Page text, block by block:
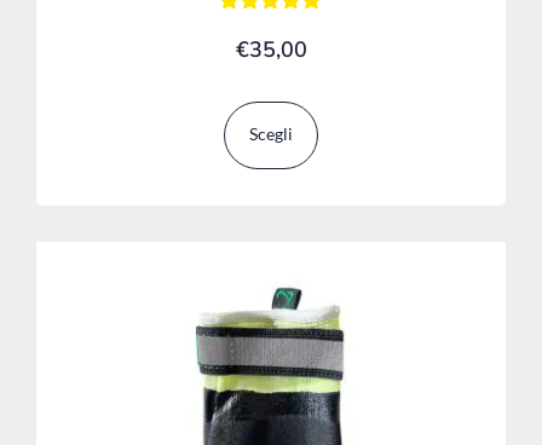
5.00
€35,00
Scegli